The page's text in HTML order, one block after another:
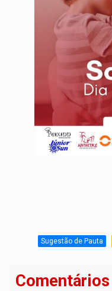
Sugestão de Pauta
Comentários